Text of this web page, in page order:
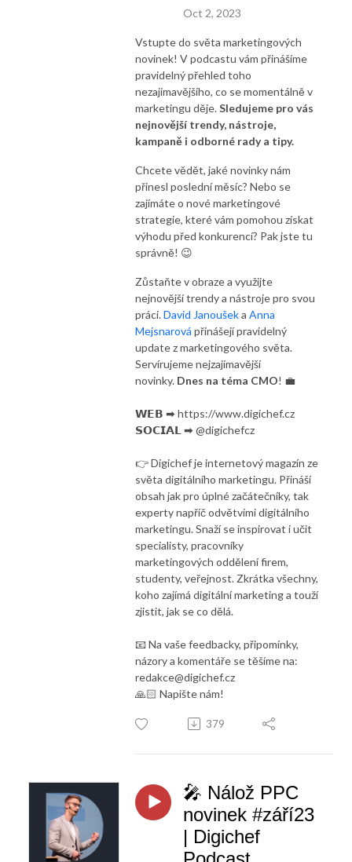
Oct 2, 2023
Vstupte do světa marketingových
novinek! V podcastu vám přinášíme
pravidelný přehled toho
nezajímavějšího, co se momentálně v
marketingu děje.Sledujeme pro vás
nejnovější trendy, nástroje,
kampaně i odborné rady a tipy.
Chcete vědět, jaké novinky nám
přinesl poslední měsíc? Nebo se
zajímáte o nové marketingové
strategie, které vám pomohou získat
výhodu před konkurencí? Pak jste tu
správně! 😉
Zůstaňte v obraze a využijte
nejnovější trendy a nástroje pro svou
práci.David Janoušeka Anna
Mejsnarová přinášejí pravidelný
update z marketingového světa.
Servírujeme nejzajímavější
novinky. Dnes na téma CMO! 💼
𝗪𝗘𝗕 ➡ https://www.digichef.cz
𝗦𝗢𝗖𝗜𝗔𝗟 ➡ @digichefcz
👉 Digichef je internetový magazín ze
světa digitálního marketingu. Přináší
obsah jak pro úplné začátečníky, tak
experty napříč odvětvími digitálního
marketingu. Snaží se inspirovat i učit
specialisty, pracovníky
marketingových oddělení firem,
studenty, veřejnost. Zkrátka všechny,
koho zajímá digitální marketing a touží
zjistit, jak se co dělá.
📧 Na vaše feedbacky, připomínky,
názory a komentáře se těšíme na:
redakce@digichef.cz
🙏🏻 Napište nám!
379
🎤 Nálož PPC
novinek #září23
| Digichef